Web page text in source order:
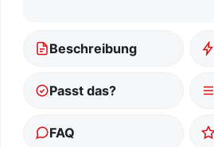
Beschreibung
Passt das?
FAQ